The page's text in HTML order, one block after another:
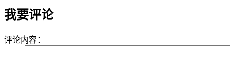
我要评论
评论内容：